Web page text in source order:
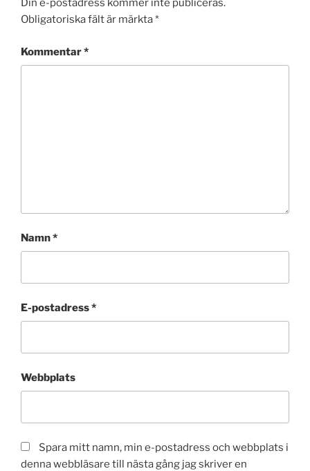
Din e-postadress kommer inte publiceras.
Obligatoriska fält är märkta*
Kommentar*
Namn*
E-postadress*
Webbplats
Spara mitt namn, min e-postadress och webbplats i
denna webbläsare till nästa gång jag skriver en